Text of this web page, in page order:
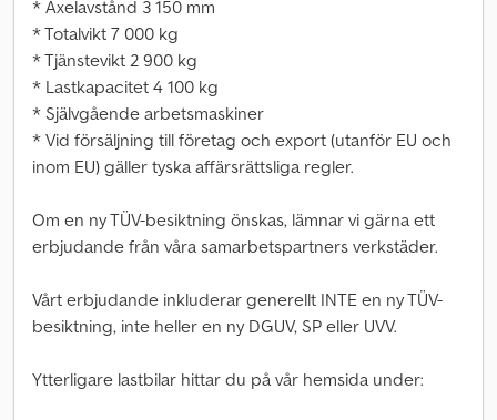
* Axelavstånd 3 150 mm
* Totalvikt 7 000 kg
* Tjänstevikt 2 900 kg
* Lastkapacitet 4 100 kg
* Självgående arbetsmaskiner
* Vid försäljning till företag och export (utanför EU och
inom EU) gäller tyska affärsrättsliga regler.
Om en ny TÜV-besiktning önskas, lämnar vi gärna ett
erbjudande från våra samarbetspartners verkstäder.
Vårt erbjudande inkluderar generellt INTE en ny TÜV-
besiktning, inte heller en ny DGUV, SP eller UVV.
Ytterligare lastbilar hittar du på vår hemsida under: